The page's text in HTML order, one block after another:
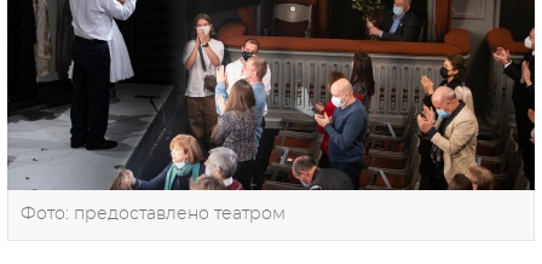
Фото: предоставлено театром